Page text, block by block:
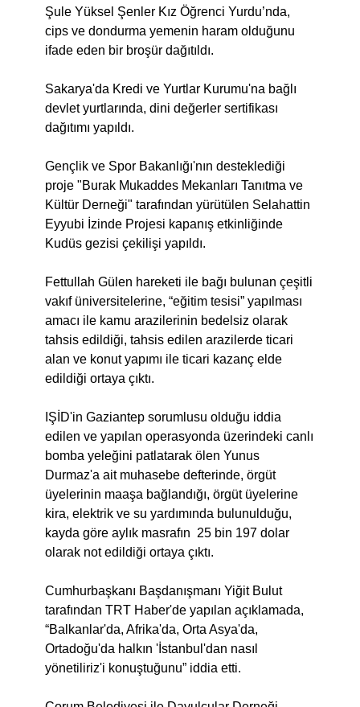
Şule Yüksel Şenler Kız Öğrenci Yurdu’nda,
cips ve dondurma yemenin haram olduğunu
ifade eden bir broşür dağıtıldı.
Sakarya'da Kredi ve Yurtlar Kurumu'na bağlı
devlet yurtlarında, dini değerler sertifikası
dağıtımı yapıldı.
Gençlik ve Spor Bakanlığı'nın desteklediği
proje "Burak Mukaddes Mekanları Tanıtma ve
Kültür Derneği" tarafından yürütülen Selahattin
Eyyubi İzinde Projesi kapanış etkinliğinde
Kudüs gezisi çekilişi yapıldı.
Fettullah Gülen hareketi ile bağı bulunan çeşitli
vakıf üniversitelerine, “eğitim tesisi” yapılması
amacı ile kamu arazilerinin bedelsiz olarak
tahsis edildiği, tahsis edilen arazilerde ticari
alan ve konut yapımı ile ticari kazanç elde
edildiği ortaya çıktı.
IŞİD'in Gaziantep sorumlusu olduğu iddia
edilen ve yapılan operasyonda üzerindeki canlı
bomba yeleğini patlatarak ölen Yunus
Durmaz'a ait muhasebe defterinde, örgüt
üyelerinin maaşa bağlandığı, örgüt üyelerine
kira, elektrik ve su yardımında bulunulduğu,
kayda göre aylık masrafın 25 bin 197 dolar
olarak not edildiği ortaya çıktı.
Cumhurbaşkanı Başdanışmanı Yiğit Bulut
tarafından TRT Haber'de yapılan açıklamada,
“Balkanlar'da, Afrika'da, Orta Asya'da,
Ortadoğu'da halkın 'İstanbul'dan nasıl
yönetiliriz'i konuştuğunu” iddia etti.